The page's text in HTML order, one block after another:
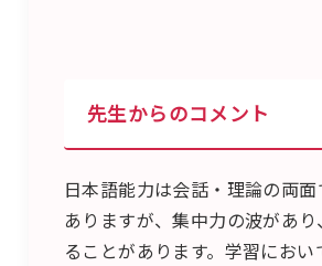
先生からのコメント
日本語能力は会話・理論の両
ありますが、集中力の波があ
ることがあります。学習にお